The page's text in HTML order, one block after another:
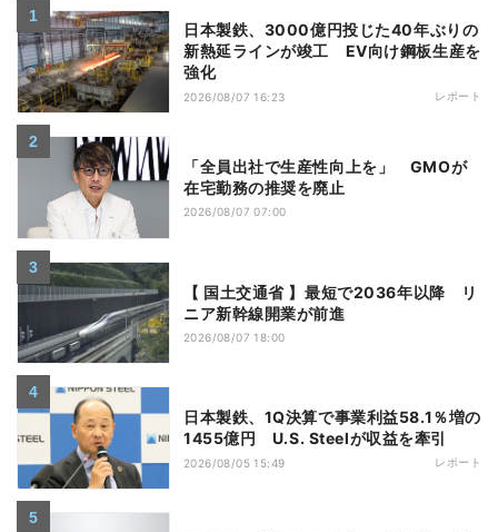
日本製鉄、3000億円投じた40年ぶりの
新熱延ラインが竣工 EV向け鋼板生産を
強化
2026/08/07 16:23 レポート
「全員出社で生産性向上を」 GMOが
在宅勤務の推奨を廃止
2026/08/07 07:00
【 国土交通省 】最短で2036年以降 リ
ニア新幹線開業が前進
2026/08/07 18:00
日本製鉄、1Q決算で事業利益58.1％増の
1455億円 U.S. Steelが収益を牽引
2026/08/05 15:49 レポート